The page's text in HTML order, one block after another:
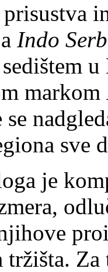
Indo
markom
se
sve
je
tržišta.